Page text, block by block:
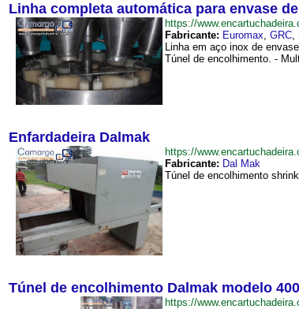
Linha completa automática para envase
https://
Fabricante: Euromax, GRC,
Linha em aço inox de
Túnel de encolhimento. -
Enfardadeira Dalmak
https://
Fabricante: Dal Mak
Túnel de encolhimento
Túnel de encolhimento Dalmak modelo
https://